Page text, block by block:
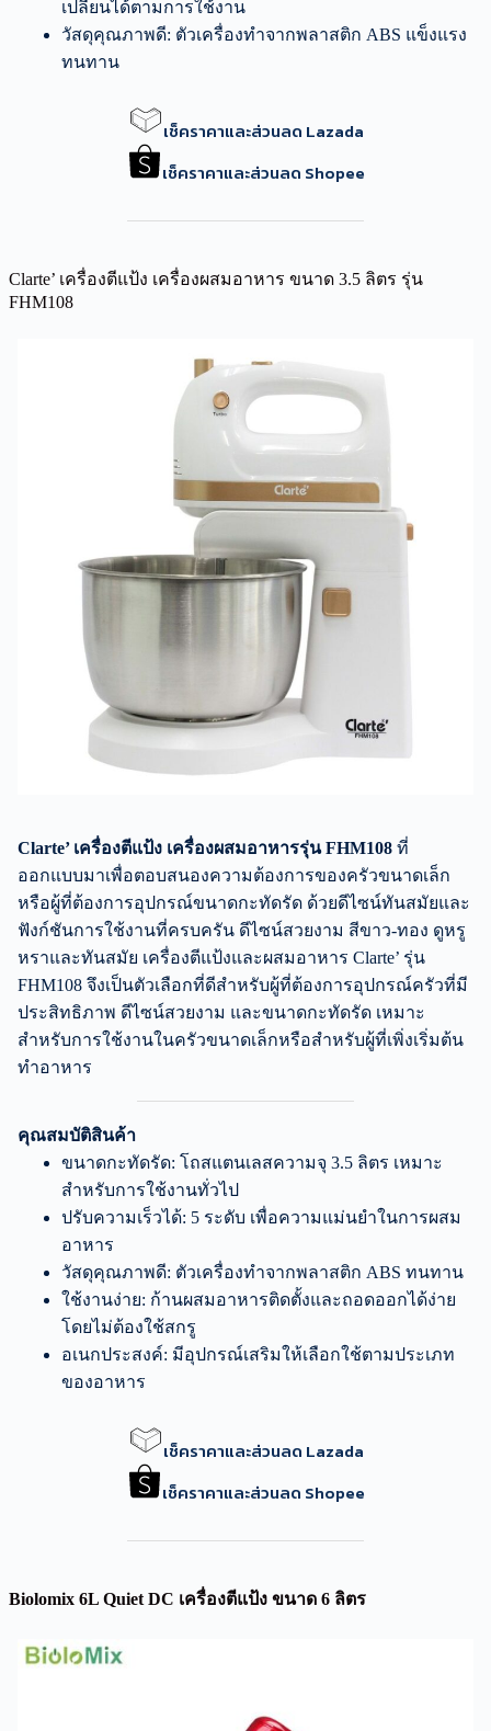
เปลี่ยนได้ตามการใช้งาน
วัสดุคุณภาพดี: ตัวเครื่องทำจากพลาสติก ABS แข็งแรง
ทนทาน
เช็คราคาและส่วนลด Lazada
เช็คราคาและส่วนลด Shopee
Clarte’ เครื่องตีแป้ง เครื่องผสมอาหาร ขนาด 3.5 ลิตร รุ่น
FHM108
Clarte’ เครื่องตีแป้ง เครื่องผสมอาหารรุ่น FHM108 ที่
ออกแบบมาเพื่อตอบสนองความต้องการของครัวขนาดเล็ก
หรือผู้ที่ต้องการอุปกรณ์ขนาดกะทัดรัด ด้วยดีไซน์ทันสมัยและ
ฟังก์ชันการใช้งานที่ครบครัน ดีไซน์สวยงาม สีขาว-ทอง ดูหรู
หราและทันสมัย เครื่องตีแป้งและผสมอาหาร Clarte’ รุ่น
FHM108 จึงเป็นตัวเลือกที่ดีสำหรับผู้ที่ต้องการอุปกรณ์ครัวที่มี
ประสิทธิภาพ ดีไซน์สวยงาม และขนาดกะทัดรัด เหมาะ
สำหรับการใช้งานในครัวขนาดเล็กหรือสำหรับผู้ที่เพิ่งเริ่มต้น
ทำอาหาร
คุณสมบัติสินค้า
ขนาดกะทัดรัด: โถสแตนเลสความจุ 3.5 ลิตร เหมาะ
สำหรับการใช้งานทั่วไป
ปรับความเร็วได้: 5 ระดับ เพื่อความแม่นยำในการผสม
อาหาร
วัสดุคุณภาพดี: ตัวเครื่องทำจากพลาสติก ABS ทนทาน
ใช้งานง่าย: ก้านผสมอาหารติดตั้งและถอดออกได้ง่าย
โดยไม่ต้องใช้สกรู
อเนกประสงค์: มีอุปกรณ์เสริมให้เลือกใช้ตามประเภท
ของอาหาร
เช็คราคาและส่วนลด Lazada
เช็คราคาและส่วนลด Shopee
Biolomix 6L Quiet DC เครื่องตีแป้ง ขนาด 6 ลิตร